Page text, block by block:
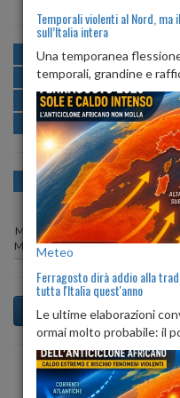
MATTINA
POMERIGGIO
SERA
NOTTE
OGGI
Min:
29°C
Max:32°C
MAR 11
Min:
Max:31°C
MER 12
Min:28°C
Max:29°C
Previsioni del Tempo a
Temporali violenti al Nord,
sull’Italia intera
Una temporanea
temporali, grandine e
Meteo
Ferragosto dirà addio alla
tutta l'Italia quest'anno
Le ultime elaborazioni
ormai molto probabile: il